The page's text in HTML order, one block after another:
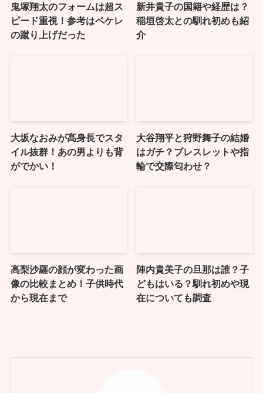
鬼塚翔太のフォームは超ス
ピード重視！参考はベケレ
の蹴り上げだった
新井貴子の国籍や経歴は？
稲垣啓太との馴れ初めも紹
介
大坂なおみが高身長でスタ
イル抜群！あの男よりも背
がでかい！
大谷翔平と狩野舞子の結婚
はガチ？ブレスレットや指
輪で交際匂わせ？
高梨沙羅の顔が変わった画
像の比較まとめ！子供時代
から現在まで
陣内貴美子の旦那は誰？子
どもはいる？馴れ初めや現
在についても調査